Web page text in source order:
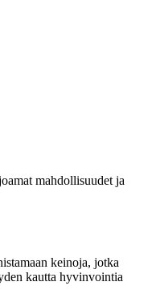
mahdollisuudet ja
keinoja, jotka
kautta hyvinvointia